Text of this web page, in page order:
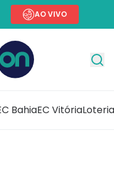
AO VIVO
BahiaEC Vitória